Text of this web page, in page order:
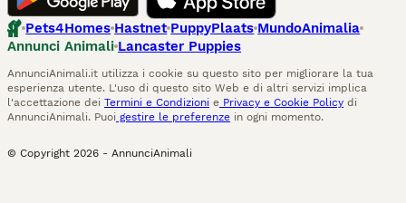
Pets4Homes Hastnet PuppyPlaats MundoAnimalia
Annunci Animali Lancaster Puppies
AnnunciAnimali.it utilizza i cookie su questo sito per migliorare la tua
esperienza utente. L'uso di questo sito Web e di altri servizi implica
l'accettazione dei Termini e Condizioni e Privacy e Cookie Policy di
AnnunciAnimali. Puoi gestire le preferenze in ogni momento.
© Copyright 2026 - AnnunciAnimali